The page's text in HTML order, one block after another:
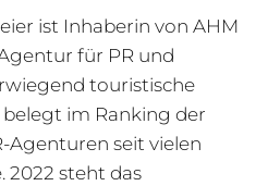
ist Inhaberin von AHM
für PR und
touristische
im Ranking der
Agenturen seit vielen
2022 steht das